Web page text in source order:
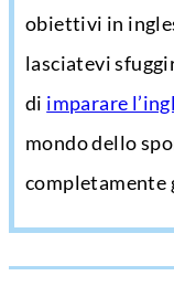
obiettivi in
lasciatevi
di imparare
mondo dello
completamente